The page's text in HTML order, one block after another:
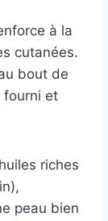
à la
cutanées.
bout de
fourni et
riches
peau bien